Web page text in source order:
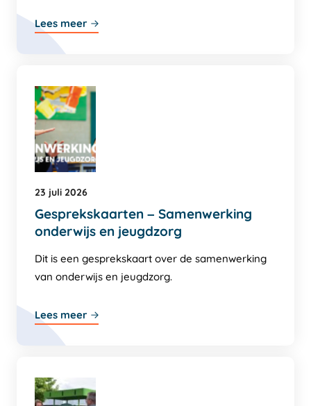
Lees meer
23 juli 2026
Gesprekskaarten – Samenwerking
onderwijs en jeugdzorg
Dit is een gesprekskaart over de samenwerking
van onderwijs en jeugdzorg.
Lees meer